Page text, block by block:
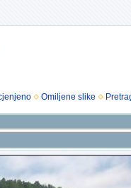
Omiljene slike